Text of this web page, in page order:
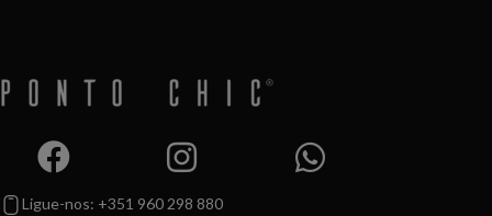
Ligue-nos: +351 960 298 880